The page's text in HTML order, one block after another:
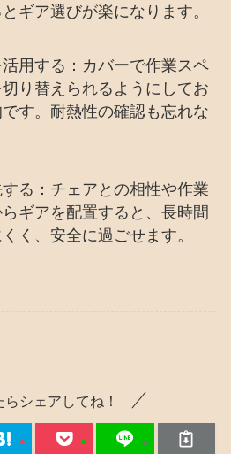
ギア選びが楽になります。
用する：カバーで作業スペ
り替えられるようにしてお
す。耐熱性の確認も忘れな
る：チェアとの相性や作業
ギアを配置すると、長時間
く、安全に過ごせます。
らシェアしてね！